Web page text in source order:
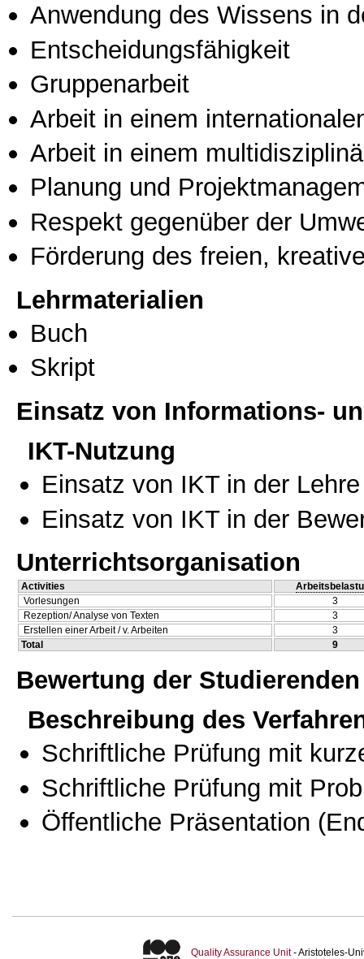
Anwendung des Wissens in
Entscheidungsfähigkeit
Gruppenarbeit
Arbeit in einem
Arbeit in einem
Planung und
Respekt gegenüber der
Förderung des freien,
Lehrmaterialien
Buch
Skript
Einsatz von Informations-
IKT-Nutzung
Einsatz von IKT in der Lehre
Einsatz von IKT in der
Unterrichtsorganisation
Activities
Vorlesungen
3
Rezeption/ Analyse von Texten
3
Erstellen einer Arbeit / v. Arbeiten
3
Total
9
Bewertung der Studierenden
Beschreibung des
Schriftliche Prüfung mit
Schriftliche Prüfung mit
Öffentliche Präsentation
Quality Assurance Unit- Aristoteles-